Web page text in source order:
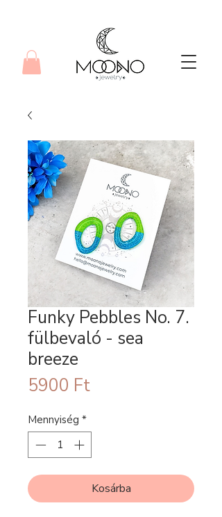
Funky Pebbles No. 7.
fülbevaló - sea
breeze
5900 FtÁr
Mennyiség *
Kosárba